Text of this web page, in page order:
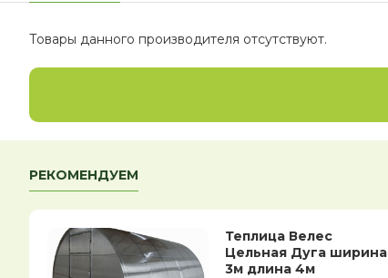
Товары данного производителя отсутствуют.
РЕКОМЕНДУЕМ
Теплица Велес
Цельная Дуга ширина
3м длина 4м